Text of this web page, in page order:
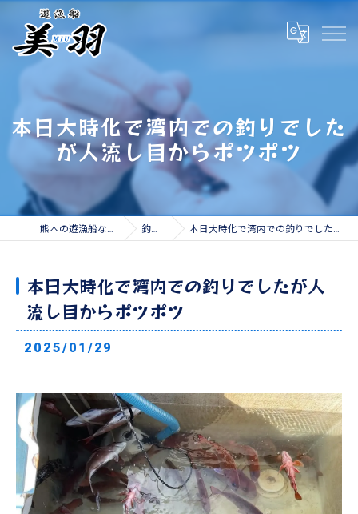
本日大時化で湾内での釣りでした
が人流し目からポツポツ
熊本の遊漁船なら遊漁船 美羽 釣果情報 本日大時化で湾内での釣りでしたが人流し目からポツポツ
本日大時化で湾内での釣りでしたが人
流し目からポツポツ
2025/01/29